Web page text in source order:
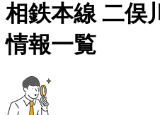
相鉄本線 二俣
情報一覧